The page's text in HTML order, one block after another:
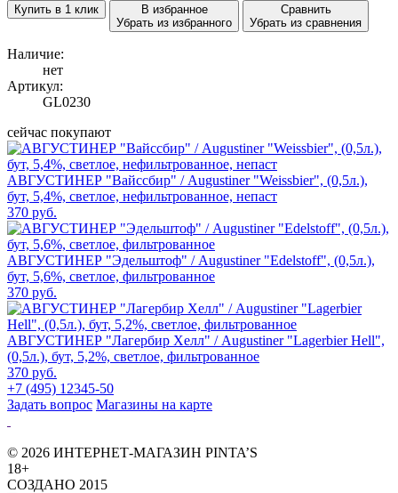
Купить в 1 клик
В избранное
Убрать из избранного
Сравнить
Убрать из сравнения
Наличие:
нет
Артикул:
GL0230
сейчас покупают
АВГУСТИНЕР "Вайссбир" / Augustiner "Weissbier", (0,5л.),
бут, 5,4%, светлое, нефильтрованное, непаст
370 руб.
АВГУСТИНЕР "Эдельштоф" / Augustiner "Edelstoff", (0,5л.),
бут, 5,6%, светлое, фильтрованное
370 руб.
АВГУСТИНЕР "Лагербир Хелл" / Augustiner "Lagerbier Hell",
(0,5л.), бут, 5,2%, светлое, фильтрованное
370 руб.
+7 (495) 12345-50
Задать вопрос Магазины на карте
© 2026 ИНТЕРНЕТ-МАГАЗИН PINTA’S
18+
СОЗДАНО 2015